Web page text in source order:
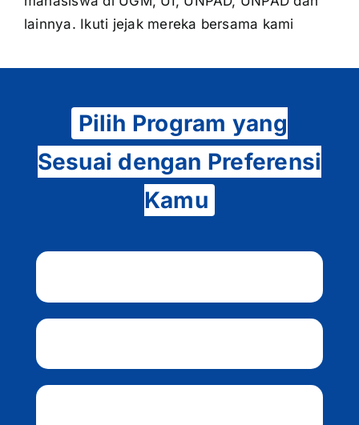
lainnya. Ikuti jejak mereka bersama kami
Pilih Program yang
Sesuai dengan Preferensi
Kamu